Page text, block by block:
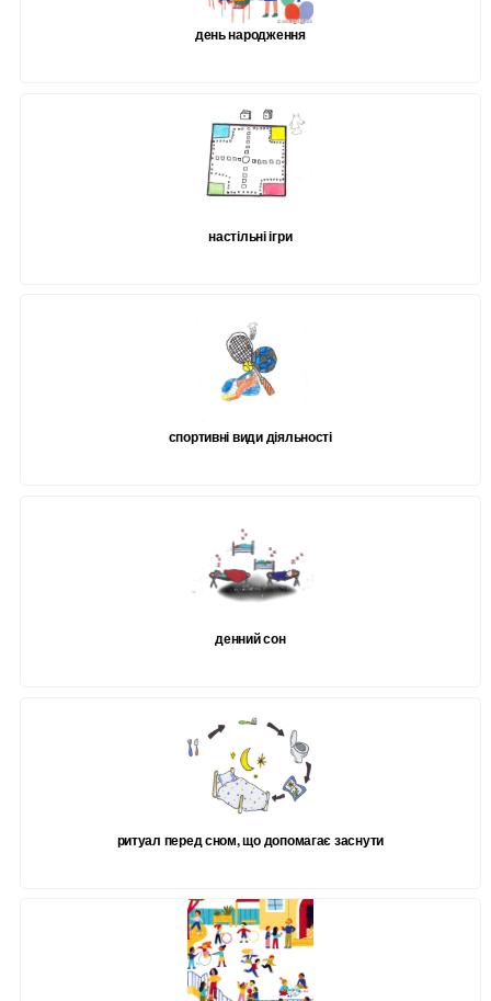
день народження
настільні ігри
спортивні види діяльності
денний сон
ритуал перед сном, що допомагає заснути